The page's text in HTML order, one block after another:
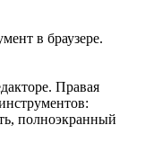
в браузере.
Правая
полноэкранный